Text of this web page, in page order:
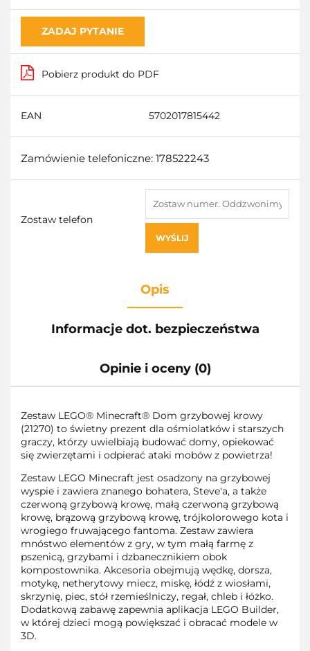
ZADAJ PYTANIE
Pobierz produkt do PDF
EAN 5702017815442
Zamówienie telefoniczne: 178522243
Zostaw telefon
WYŚLIJ
Opis
Informacje dot. bezpieczeństwa
Opinie i oceny (0)
Zestaw LEGO® Minecraft® Dom grzybowej krowy
(21270) to świetny prezent dla ośmiolatków i starszych
graczy, którzy uwielbiają budować domy, opiekować
się zwierzętami i odpierać ataki mobów z powietrza!
Zestaw LEGO Minecraft jest osadzony na grzybowej
wyspie i zawiera znanego bohatera, Steve'a, a także
czerwoną grzybową krowę, małą czerwoną grzybową
krowę, brązową grzybową krowę, trójkolorowego kota i
wrogiego fruwającego fantoma. Zestaw zawiera
mnóstwo elementów z gry, w tym małą farmę z
pszenicą, grzybami i dzbanecznikiem obok
kompostownika. Akcesoria obejmują wędkę, dorsza,
motykę, netherytowy miecz, miskę, łódź z wiosłami,
skrzynię, piec, stół rzemieślniczy, regał, chleb i łóżko.
Dodatkową zabawę zapewnia aplikacja LEGO Builder,
w której dzieci mogą powiększać i obracać modele w
3D.